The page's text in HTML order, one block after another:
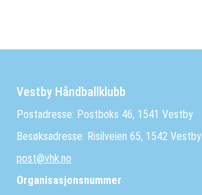
Vestby Håndballklubb
Postadresse: Postboks 46, 1541 Vestby
Besøksadresse: Risilveien 65, 1542 Vestby
post@vhk.no
Organisasjonsnummer